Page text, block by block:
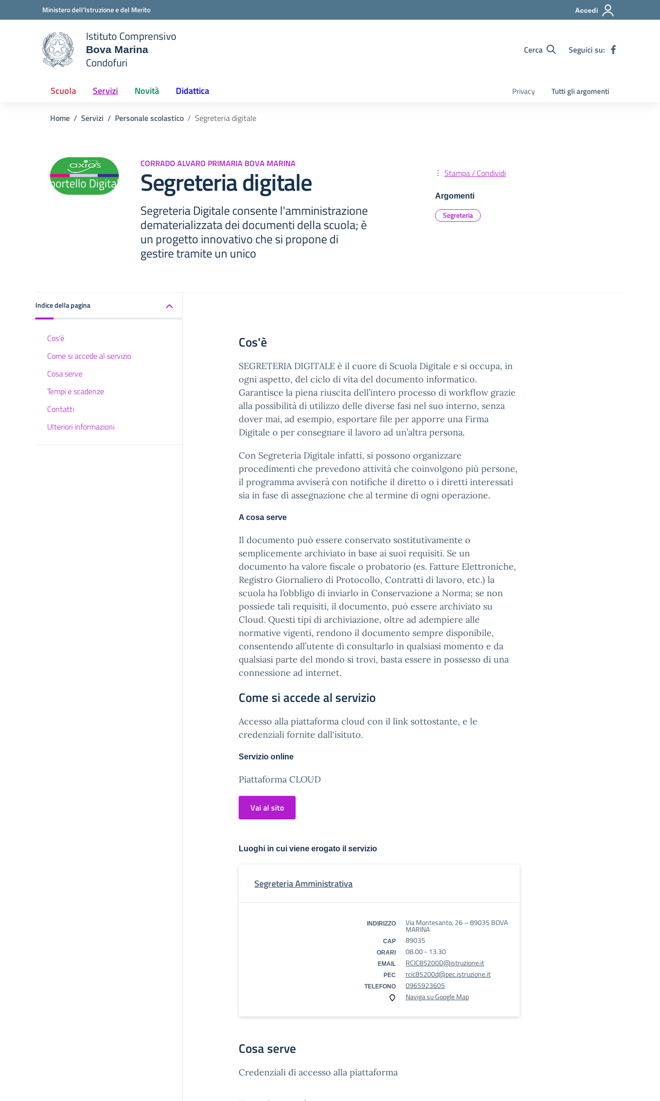
Vai ai contenuti
Vai al menu di navigazioneMinistero dell'Istruzione e del Merito Accedi
scuola
Istituto Comprensivo
Bova Marina
Condofuri
Cerca Seguici su:
Scuola Servizi Novità Didattica Privacy Tutti gli argomenti
Home Servizi Personale scolastico Segreteria digitale
CORRADO ALVARO PRIMARIA BOVA MARINA
Segreteria digitale
Segreteria Digitale consente l'amministrazione
dematerializzata dei documenti della scuola; è
un progetto innovativo che si propone di
gestire tramite un unico
Stampa / Condividi
Argomenti
Segreteria
Indice della pagina
Cos'è
Come si accede al servizio
Cosa serve
Tempi e scadenze
Contatti
Ulteriori informazioni
Cos'è
SEGRETERIA DIGITALE è il cuore di Scuola Digitale e si occupa, in
ogni aspetto, del ciclo di vita del documento informatico.
Garantisce la piena riuscita dell’intero processo di workflow grazie
alla possibilità di utilizzo delle diverse fasi nel suo interno, senza
dover mai, ad esempio, esportare file per apporre una Firma
Digitale o per consegnare il lavoro ad un’altra persona.
Con Segreteria Digitale infatti, si possono organizzare
procedimenti che prevedono attività che coinvolgono più persone,
il programma avviserà con notifiche il diretto o i diretti interessati
sia in fase di assegnazione che al termine di ogni operazione.
A cosa serve
Il documento può essere conservato sostitutivamente o
semplicemente archiviato in base ai suoi requisiti. Se un
documento ha valore fiscale o probatorio (es. Fatture Elettroniche,
Registro Giornaliero di Protocollo, Contratti di lavoro, etc.) la
scuola ha l’obbligo di inviarlo in Conservazione a Norma; se non
possiede tali requisiti, il documento, può essere archiviato su
Cloud. Questi tipi di archiviazione, oltre ad adempiere alle
normative vigenti, rendono il documento sempre disponibile,
consentendo all’utente di consultarlo in qualsiasi momento e da
qualsiasi parte del mondo si trovi, basta essere in possesso di una
connessione ad internet.
Come si accede al servizio
Accesso alla piattaforma cloud con il link sottostante, e le
credenziali fornite dall'isituto.
Servizio online
Piattaforma CLOUD
Vai al sito
Luoghi in cui viene erogato il servizio
Segreteria Amministrativa
INDIRIZZO Via Montesanto, 26 – 89035 BOVA
MARINA
CAP 89035
ORARI 08.00 - 13.30
EMAIL RCIC85200D@istruzione.it
PEC rcic85200d@pec.istruzione.it
TELEFONO
0965923605
Naviga su Google Map
Cosa serve
Credenziali di accesso alla piattaforma